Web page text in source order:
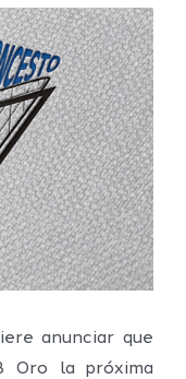
anunciar que
Oro la próxima